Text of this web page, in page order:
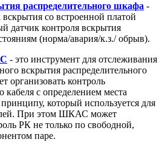
распределительного шкафа -
со встроенной платой
датчик контроля вскрытия
(норма/авария/к.з./ обрыв).
- это инструмент для отслеживания
вскрытия распределительного
организовать контроль
кабеля с определением места
который используется для
При этом ШКАС может
РК не только по свободной,
паре.